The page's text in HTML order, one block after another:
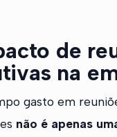
de
na
gasto em
não é apenas